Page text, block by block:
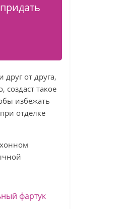
от друга,
создаст такое
избежать
отделке